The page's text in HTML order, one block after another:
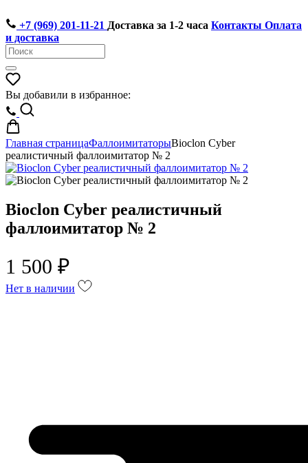
+7 (969) 201-11-21 Доставка за 1-2 часа Контакты Оплата
и доставка
Вы добавили в избранное:
Главная страницаФаллоимитаторыBioclon Cyber
реалистичный фаллоимитатор № 2
Bioclon Cyber реалистичный
фаллоимитатор № 2
1 500 ₽
Нет в наличии